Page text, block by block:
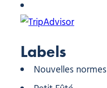
Labels
Nouvelles normes